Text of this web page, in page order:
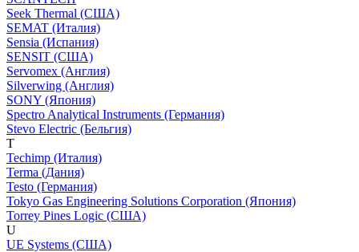
Seek Thermal (США)
SEMAT (Италия)
Sensia (Испания)
SENSIT (США)
Servomex (Англия)
Silverwing (Англия)
SONY (Япония)
Spectro Analytical Instruments (Германия)
Stevo Electric (Бельгия)
T
Techimp (Италия)
Terma (Дания)
Testo (Германия)
Tokyo Gas Engineering Solutions Corporation (Япония)
Torrey Pines Logic (США)
U
UE Systems (США)